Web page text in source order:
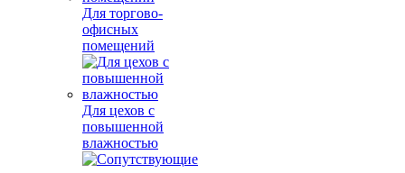
Для торгово-
офисных
помещений
Для цехов с
повышенной
влажностью